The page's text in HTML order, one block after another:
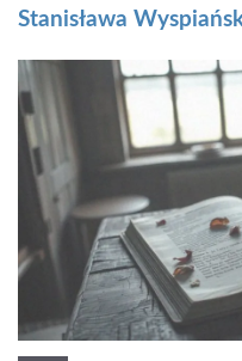
Stanisława